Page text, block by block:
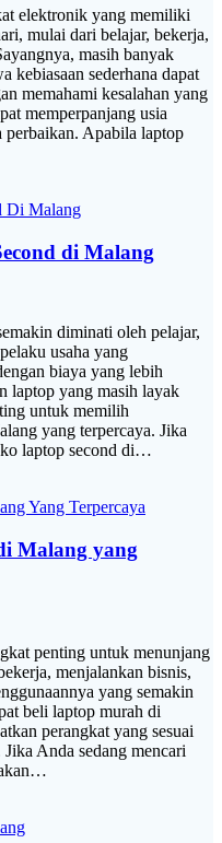
elektronik yang memiliki
mulai dari belajar, bekerja,
masih banyak
kebiasaan sederhana dapat
memahami kesalahan yang
memperpanjang usia
perbaikan. Apabila laptop
di Malang
diminati oleh pelajar,
usaha yang
biaya yang lebih
laptop yang masih layak
untuk memilih
yang terpercaya. Jika
laptop second di…
Malang yang
penting untuk menunjang
menjalankan bisnis,
yang semakin
beli laptop murah di
perangkat yang sesuai
Anda sedang mencari